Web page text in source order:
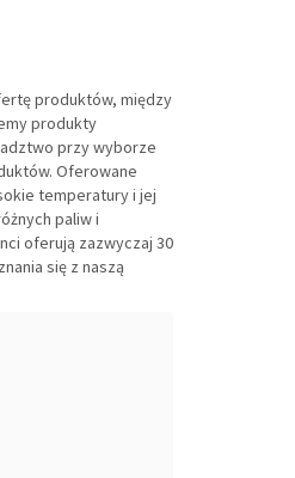
produktów, między
produkty
przy wyborze
Oferowane
temperatury i jej
paliw i
oferują zazwyczaj 30
się z naszą